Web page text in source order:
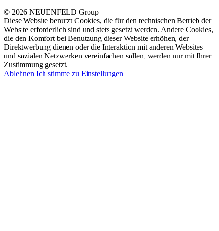
© 2026 NEUENFELD Group
Diese Website benutzt Cookies, die für den technischen Betrieb der
Website erforderlich sind und stets gesetzt werden. Andere Cookies,
die den Komfort bei Benutzung dieser Website erhöhen, der
Direktwerbung dienen oder die Interaktion mit anderen Websites
und sozialen Netzwerken vereinfachen sollen, werden nur mit Ihrer
Zustimmung gesetzt.
Ablehnen Ich stimme zu Einstellungen